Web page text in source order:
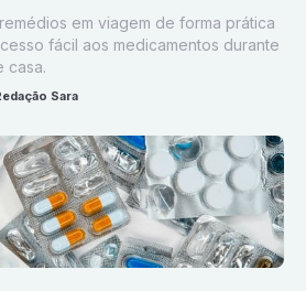
em viagem de forma prática
fácil aos medicamentos durante
casa.
Sara